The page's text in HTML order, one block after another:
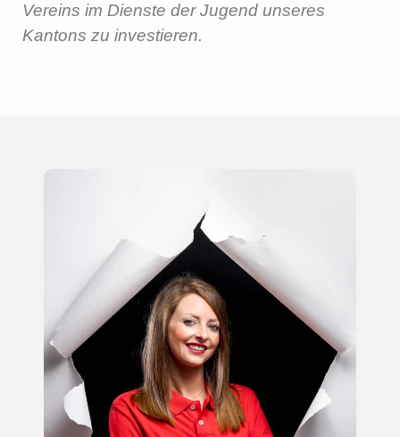
Vereins im Dienste der Jugend unseres
Kantons zu investieren.